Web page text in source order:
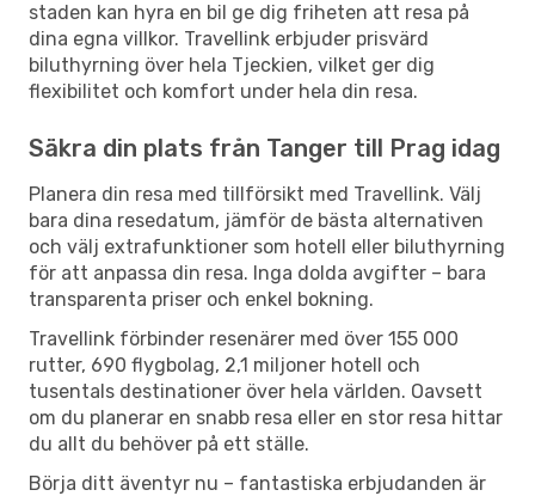
staden kan hyra en bil ge dig friheten att resa på
dina egna villkor. Travellink erbjuder prisvärd
biluthyrning över hela Tjeckien, vilket ger dig
flexibilitet och komfort under hela din resa.
Säkra din plats från Tanger till Prag idag
Planera din resa med tillförsikt med Travellink. Välj
bara dina resedatum, jämför de bästa alternativen
och välj extrafunktioner som hotell eller biluthyrning
för att anpassa din resa. Inga dolda avgifter – bara
transparenta priser och enkel bokning.
Travellink förbinder resenärer med över 155 000
rutter, 690 flygbolag, 2,1 miljoner hotell och
tusentals destinationer över hela världen. Oavsett
om du planerar en snabb resa eller en stor resa hittar
du allt du behöver på ett ställe.
Börja ditt äventyr nu – fantastiska erbjudanden är